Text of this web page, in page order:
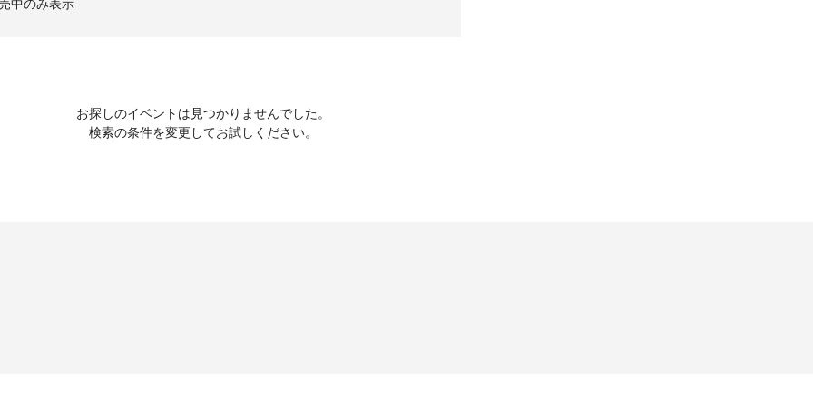
お探しのイベントは見つかりませんでした。
検索の条件を変更してお試しください。